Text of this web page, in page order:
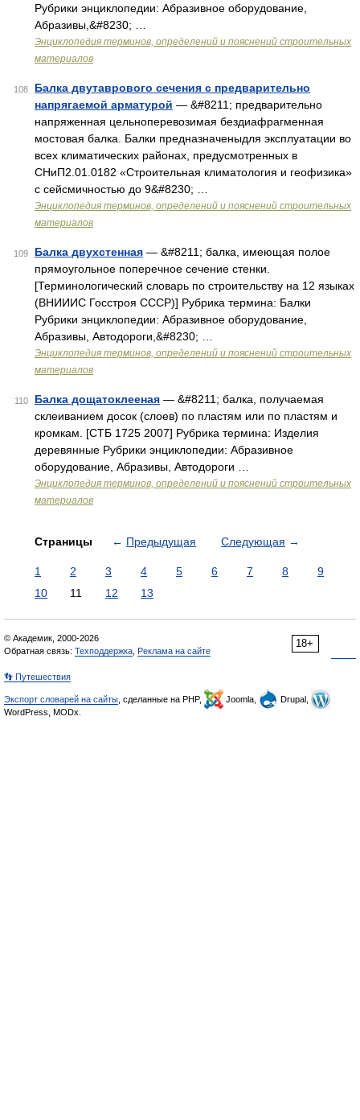
Рубрики энциклопедии: Абразивное оборудование,
Абразивы,&#8230; …
Энциклопедия терминов, определений и пояснений строительных
материалов
108
Балка двутаврового сечения с предварительно
напрягаемой арматурой — &#8211; предварительно
напряженная цельноперевозимая бездиафрагменная
мостовая балка. Балки предназначеныдля эксплуатации во
всех климатических районах, предусмотренных в
СНиП2.01.0182 «Строительная климатология и геофизика»
с сейсмичностью до 9&#8230; …
Энциклопедия терминов, определений и пояснений строительных
материалов
109 Балка двухстенная — &#8211; балка, имеющая полое
прямоугольное поперечное сечение стенки.
[Терминологический словарь по строительству на 12 языках
(ВНИИИС Госстроя СССР)] Рубрика термина: Балки
Рубрики энциклопедии: Абразивное оборудование,
Абразивы, Автодороги,&#8230; …
Энциклопедия терминов, определений и пояснений строительных
материалов
110 Балка дощатоклееная — &#8211; балка, получаемая
склеиванием досок (слоев) по пластям или по пластям и
кромкам. [СТБ 1725 2007] Рубрика термина: Изделия
деревянные Рубрики энциклопедии: Абразивное
оборудование, Абразивы, Автодороги …
Энциклопедия терминов, определений и пояснений строительных
материалов
Страницы ← Предыдущая Следующая →
1 2 3 4 5 6 7 8
9
10
11 12 13
18+
© Академик, 2000-2026
Обратная связь: Техподдержка Реклама на сайте
👣 Путешествия
Экспорт словарей на сайты , сделанные на PHP, Joomla,
Drupal,
WordPress, MODx.